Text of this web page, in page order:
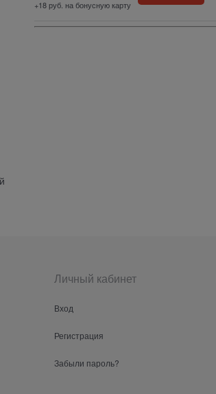
+18 руб. на бонусную карту
Личный кабинет
Вход
Регистрация
Забыли пароль?